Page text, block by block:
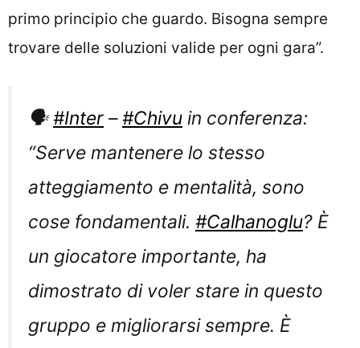
primo principio che guardo. Bisogna sempre
trovare delle soluzioni valide per ogni gara”.
🗣️#Inter –#Chivu in conferenza:
“Serve mantenere lo stesso
atteggiamento e mentalità, sono
cose fondamentali. #Calhanoglu? È
un giocatore importante, ha
dimostrato di voler stare in questo
gruppo e migliorarsi sempre. È